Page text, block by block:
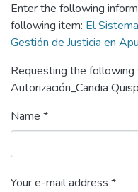
Enter the following
following item: El
Gestión de Justicia en
Requesting the following
Autorización_Candia
Name *
Your e-mail address *